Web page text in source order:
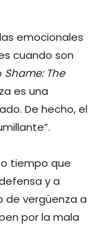
emocionales
cuando son
Shame: The
es una
De hecho, el
tiempo que
y a
de vergüenza a
por la mala